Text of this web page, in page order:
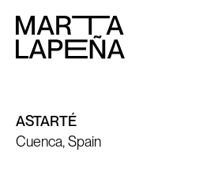
ASTARTÉ
Cuenca, Spain